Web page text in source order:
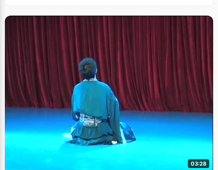
予了充分的理解和引导，对马帅非常好，并时常激励他努力学习，这在禁止
如果你想和我女儿好好在一起，那你必须考上北京大学！"马帅把这句话当成
那段艰苦枯燥的日子里最好的动力，心中暗想："我一定要考上北京大
学。"在纯真的爱情和胜似亲人般的鼓励下，马帅格外的用功和努力。 2004
年高考是个梦魇，太过功利和紧张，马帅考试失利，与北大错过。这个失败
一下将马帅原本美好的幻想打破，心情非常烦躁，跌到了谷底，一种很真切
的感受袭面而来，那就是失败。这时候，永民中学的李校长给马帅打来电
话："如果你想复读的话，我们非常欢迎你。"想到自己曾经的承诺，父母殷
切的期望，马帅决定复读。 失败了就是失败了，走进高四教室的时候，马帅
已经不再是那个带着无数光环和赞誉的优秀学子，而是一个普普通通，为理
想而学习的男孩。高四整整一年，马帅都单独坐在靠近窗台最后一排角落
里，摈弃一切干扰，踏实认真的学习，学累了的时候抬头看看天空偶尔飞过
的小鸟。 马帅的高四过得很充实，每一天制定了明确的学习计划，认真努力
去完成，没有太多负担，因此心态出奇的平稳。马帅经常将五本历史课本合
着放在课桌上，在脑海里横向纵向的串联一遍，到后来，不用看书，也能将
所有知识牢牢的记下来，而且对历史有了一些新的认识，其他科目如此效仿
的清华大学，终于完成了许多人的期望，给自己的高四生活画上完美的句
03:28